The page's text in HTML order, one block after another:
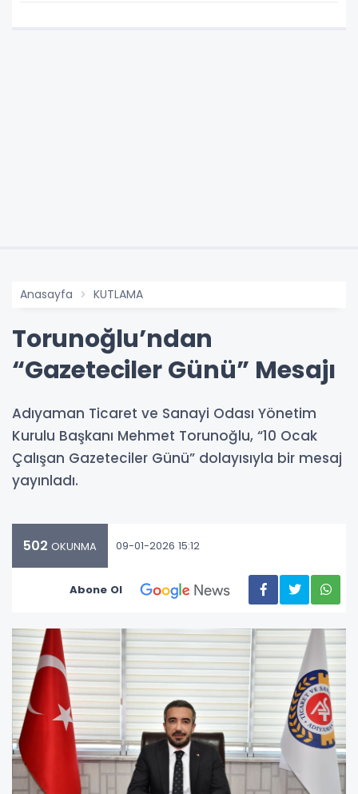
Anasayfa KUTLAMA
Torunoğlu’ndan
“Gazeteciler Günü” Mesajı
Adıyaman Ticaret ve Sanayi Odası Yönetim
Kurulu Başkanı Mehmet Torunoğlu, “10 Ocak
Çalışan Gazeteciler Günü” dolayısıyla bir mesaj
yayınladı.
502 OKUNMA 09-01-2026 15:12
Abone Ol